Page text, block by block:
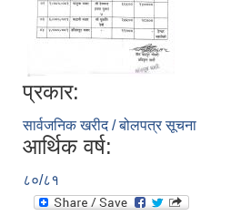
प्रकार:
सार्वजनिक खरीद / बोलपत्र सूचना
आर्थिक वर्ष:
८०/८१